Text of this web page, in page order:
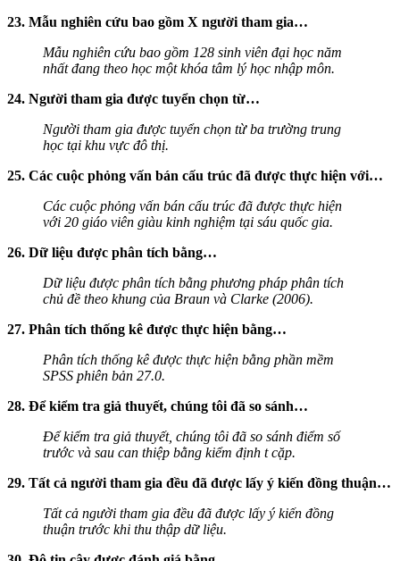
23. Mẫu nghiên cứu bao gồm X người tham gia…
Mẫu nghiên cứu bao gồm 128 sinh viên đại học năm
nhất đang theo học một khóa tâm lý học nhập môn.
24. Người tham gia được tuyển chọn từ…
Người tham gia được tuyển chọn từ ba trường trung
học tại khu vực đô thị.
25. Các cuộc phỏng vấn bán cấu trúc đã được thực hiện với…
Các cuộc phỏng vấn bán cấu trúc đã được thực hiện
với 20 giáo viên giàu kinh nghiệm tại sáu quốc gia.
26. Dữ liệu được phân tích bằng…
Dữ liệu được phân tích bằng phương pháp phân tích
chủ đề theo khung của Braun và Clarke (2006).
27. Phân tích thống kê được thực hiện bằng…
Phân tích thống kê được thực hiện bằng phần mềm
SPSS phiên bản 27.0.
28. Để kiểm tra giả thuyết, chúng tôi đã so sánh…
Để kiểm tra giả thuyết, chúng tôi đã so sánh điểm số
trước và sau can thiệp bằng kiểm định t cặp.
29. Tất cả người tham gia đều đã được lấy ý kiến đồng thuận…
Tất cả người tham gia đều đã được lấy ý kiến đồng
thuận trước khi thu thập dữ liệu.